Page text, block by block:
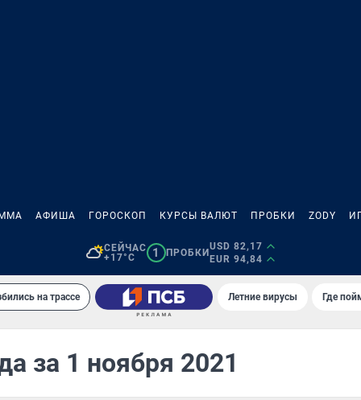
АФИША ГОРОСКОП КУРСЫ ВАЛЮТ ПРОБКИ ZODY
СЕЙЧАС
+17°C
1 ПРОБКИ
USD 82,17
EUR 94,84
на трассе Летние вирусы Где
за 1 ноября 2021